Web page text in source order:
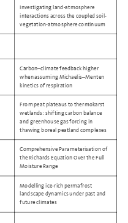
Investigating land-atmosphere
interactions across the coupled soil-
vegetation-atmosphere continuum
Carbon–climate feedback higher
when assuming Michaelis–Menten
kinetics of respiration
From peat plateaus to thermokarst
wetlands: shifting carbon balance
and greenhouse gas forcing in
thawing boreal peatland complexes
Comprehensive Parameterisation of
the Richards Equation Over the Full
Moisture Range
Modelling ice-rich permafrost
landscape dynamics under past and
future climates